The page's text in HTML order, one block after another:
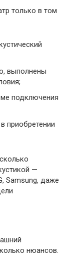
только в том
выполнены
подключения
приобретении
—
Samsung, даже
нюансов.